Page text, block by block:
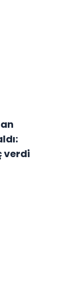
verdi